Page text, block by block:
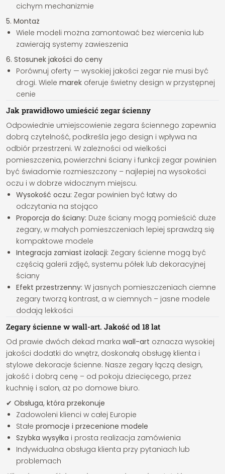
cichym mechanizmie
5. Montaż
Wiele modeli można zamontować bez wiercenia lub
zawierają systemy zawieszenia
6. Stosunek jakości do ceny
Porównuj oferty — wysokiej jakości zegar nie musi być
drogi. Wiele marek oferuje świetny design w przystępnej
cenie
Jak prawidłowo umieścić zegar ścienny
Odpowiednie umiejscowienie zegara ściennego zapewnia
dobrą czytelność, podkreśla jego design i wpływa na
odbiór przestrzeni. W zależności od wielkości
pomieszczenia, powierzchni ściany i funkcji zegar powinien
być świadomie rozmieszczony – najlepiej na wysokości
oczu i w dobrze widocznym miejscu.
Wysokość oczu: Zegar powinien być łatwy do
odczytania na stojąco
Proporcja do ściany: Duże ściany mogą pomieścić duże
zegary, w małych pomieszczeniach lepiej sprawdzą się
kompaktowe modele
Integracja zamiast izolacji: Zegary ścienne mogą być
częścią galerii zdjęć, systemu półek lub dekoracyjnej
ściany
Efekt przestrzenny: W jasnych pomieszczeniach ciemne
zegary tworzą kontrast, a w ciemnych – jasne modele
dodają lekkości
Zegary ścienne w wall-art. Jakość od 18 lat
Od prawie dwóch dekad marka wall-art oznacza wysokiej
jakości dodatki do wnętrz, doskonałą obsługę klienta i
stylowe dekoracje ścienne. Nasze zegary łączą design,
jakość i dobrą cenę – od pokoju dziecięcego, przez
kuchnię i salon, aż po domowe biuro.
✔ Obsługa, która przekonuje
Zadowoleni klienci w całej Europie
Stałe promocje i przecenione modele
Szybka wysyłka i prosta realizacja zamówienia
Indywidualna obsługa klienta przy pytaniach lub
problemach